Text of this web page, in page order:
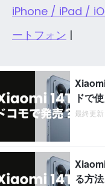
iPhone / iPad /
ートフォン |
ドで
最終更
る方法